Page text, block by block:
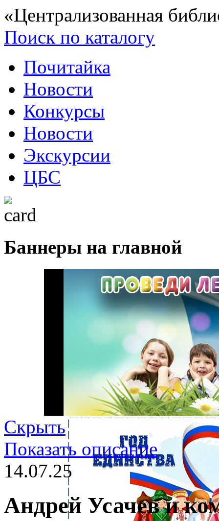
«Централизованная
Поиск по каталогу
Почитайка
Новости
Конкурсы
Новости
Экскурсии
ЦБС
Баннеры на главной
Скрыть
Показать описание
14.07.25
Андрей Усачев и